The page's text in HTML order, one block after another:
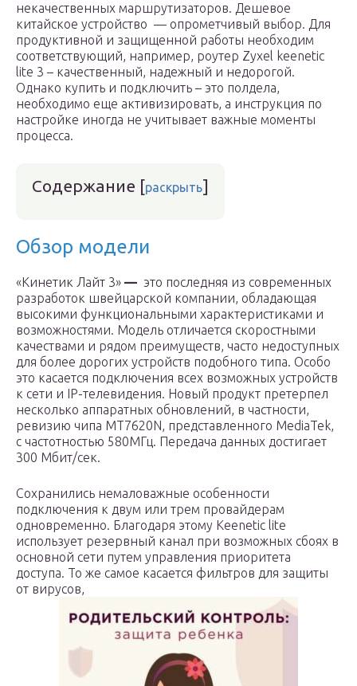
некачественных маршрутизаторов. Дешевое
китайское устройство — опрометчивый выбор. Для
продуктивной и защищенной работы необходим
соответствующий, например, роутер Zyxel keenetic
lite 3 – качественный, надежный и недорогой.
Однако купить и подключить – это полдела,
необходимо еще активизировать, а инструкция по
настройке иногда не учитывает важные моменты
процесса.
Содержание [раскрыть]
Обзор модели
«Кинетик Лайт 3» — это последняя из современных
разработок швейцарской компании, обладающая
высокими функциональными характеристиками и
возможностями. Модель отличается скоростными
качествами и рядом преимуществ, часто недоступных
для более дорогих устройств подобного типа. Особо
это касается подключения всех возможных устройств
к сети и IP-телевидения. Новый продукт претерпел
несколько аппаратных обновлений, в частности,
ревизию чипа MT7620N, представленного MediaTek,
с частотностью 580МГц. Передача данных достигает
300 Мбит/сек.
Сохранились немаловажные особенности
подключения к двум или трем провайдерам
одновременно. Благодаря этому Keenetic lite
использует резервный канал при возможных сбоях в
основной сети путем управления приоритета
доступа. То же самое касается фильтров для защиты
от вирусов,